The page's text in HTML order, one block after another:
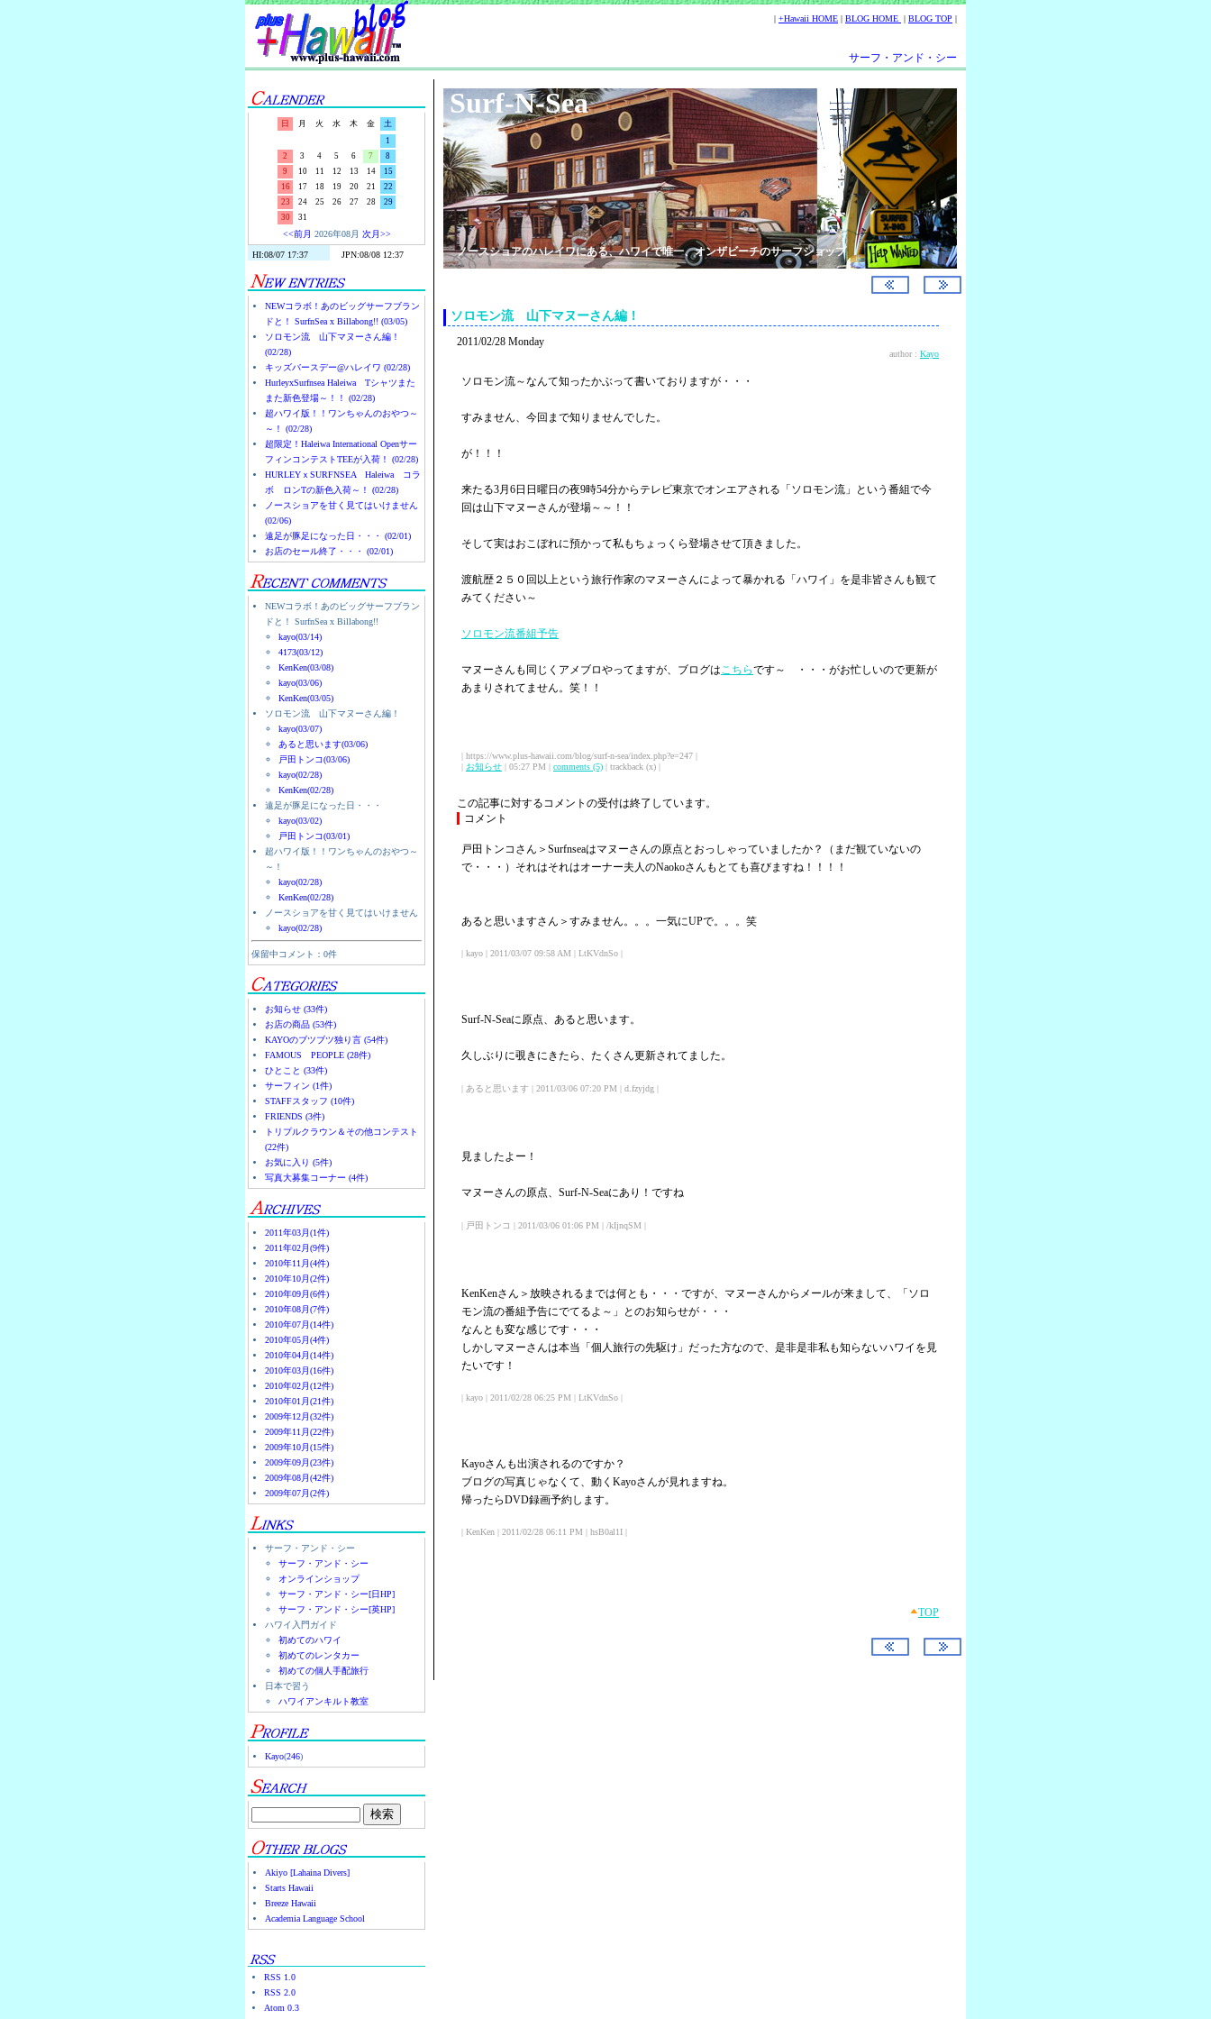
| +Hawaii HOME | BLOG HOME | BLOG TOP |
サーフ・アンド・シー
日 月 火 水 木 金
土
1
2
3 4 5 6 7
8
9
10 11 12 13 14
15
16
17 18 19 20 21
22
23
24 25 26 27 28
29
30
31
<<前月 2026年08月 次月>>
NEWコラボ！あのビッグサーフブラン
ドと！ SurfnSea x Billabong!! (03/05)
ソロモン流 山下マヌーさん編！
(02/28)
キッズバースデー@ハレイワ (02/28)
HurleyxSurfnsea Haleiwa Tシャツまた
また新色登場～！！ (02/28)
超ハワイ版！！ワンちゃんのおやつ～
～！ (02/28)
超限定！Haleiwa International Openサー
フィンコンテストTEEが入荷！ (02/28)
HURLEYｘSURFNSEA Haleiwa コラ
ボ ロンTの新色入荷～！ (02/28)
ノースショアを甘く見てはいけません
(02/06)
遠足が豚足になった日・・・ (02/01)
お店のセール終了・・・ (02/01)
NEWコラボ！あのビッグサーフブラン
ドと！ SurfnSea x Billabong!!
kayo(03/14)
4173(03/12)
KenKen(03/08)
kayo(03/06)
KenKen(03/05)
ソロモン流 山下マヌーさん編！
kayo(03/07)
あると思います(03/06)
戸田トンコ(03/06)
kayo(02/28)
KenKen(02/28)
遠足が豚足になった日・・・
kayo(03/02)
戸田トンコ(03/01)
超ハワイ版！！ワンちゃんのおやつ～
～！
kayo(02/28)
KenKen(02/28)
ノースショアを甘く見てはいけません
kayo(02/28)
保留中コメント：0件
お知らせ (33件)
お店の商品 (53件)
KAYOのブツブツ独り言 (54件)
FAMOUS PEOPLE (28件)
ひとこと (33件)
サーフィン (1件)
STAFFスタッフ (10件)
FRIENDS (3件)
トリプルクラウン＆その他コンテスト
(22件)
お気に入り (5件)
写真大募集コーナー (4件)
2011年03月(1件)
2011年02月(9件)
2010年11月(4件)
2010年10月(2件)
2010年09月(6件)
2010年08月(7件)
2010年07月(14件)
2010年05月(4件)
2010年04月(14件)
2010年03月(16件)
2010年02月(12件)
2010年01月(21件)
2009年12月(32件)
2009年11月(22件)
2009年10月(15件)
2009年09月(23件)
2009年08月(42件)
2009年07月(2件)
サーフ・アンド・シー
サーフ・アンド・シー
オンラインショップ
サーフ・アンド・シー[日HP]
サーフ・アンド・シー[英HP]
ハワイ入門ガイド
初めてのハワイ
初めてのレンタカー
初めての個人手配旅行
日本で習う
ハワイアンキルト教室
Kayo(246)
Akiyo [Lahaina Divers]
Starts Hawaii
Breeze Hawaii
Academia Language School
RSS 1.0
RSS 2.0
Atom 0.3
Surf-N-Sea
ノースショアのハレイワにある、ハワイで唯一、オンザビーチのサーフショップ
ソロモン流 山下マヌーさん編！
2011/02/28 Monday
author : Kayo
ソロモン流～なんて知ったかぶって書いておりますが・・・
すみません、今回まで知りませんでした。
が！！！
来たる3月6日日曜日の夜9時54分からテレビ東京でオンエアされる「ソロモン流」という番組で今
回は山下マヌーさんが登場～～！！
そして実はおこぼれに預かって私もちょっくら登場させて頂きました。
渡航歴２５０回以上という旅行作家のマヌーさんによって暴かれる「ハワイ」を是非皆さんも観て
みてください～
ソロモン流番組予告
マヌーさんも同じくアメブロやってますが、ブログはこちらです～ ・・・がお忙しいので更新が
あまりされてません。笑！！
| https://www.plus-hawaii.com/blog/surf-n-sea/index.php?e=247 |
| お知らせ | 05:27 PM | comments (5) | trackback (x) |
この記事に対するコメントの受付は終了しています。
コメント
戸田トンコさん＞Surfnseaはマヌーさんの原点とおっしゃっていましたか？（まだ観ていないの
で・・・）それはそれはオーナー夫人のNaokoさんもとても喜びますね！！！！
あると思いますさん＞すみません。。。一気にUPで。。。笑
| kayo | 2011/03/07 09:58 AM | LtKVdnSo |
Surf-N-Seaに原点、あると思います。
久しぶりに覗きにきたら、たくさん更新されてました。
| あると思います | 2011/03/06 07:20 PM | d.fzyjdg |
見ましたよー！
マヌーさんの原点、Surf-N-Seaにあり！ですね
| 戸田トンコ | 2011/03/06 01:06 PM | /kIjnqSM |
KenKenさん＞放映されるまでは何とも・・・ですが、マヌーさんからメールが来まして、「ソロ
モン流の番組予告にでてるよ～」とのお知らせが・・・
なんとも変な感じです・・・
しかしマヌーさんは本当「個人旅行の先駆け」だった方なので、是非是非私も知らないハワイを見
たいです！
| kayo | 2011/02/28 06:25 PM | LtKVdnSo |
Kayoさんも出演されるのですか？
ブログの写真じゃなくて、動くKayoさんが見れますね。
帰ったらDVD録画予約します。
| KenKen | 2011/02/28 06:11 PM | hsB0al1I |
TOP